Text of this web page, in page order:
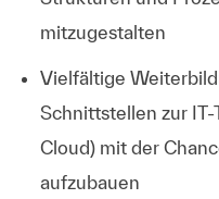
mitzugestalten
Vielfältige
Schnittstellen zur IT-
Cloud) mit der
aufzubauen